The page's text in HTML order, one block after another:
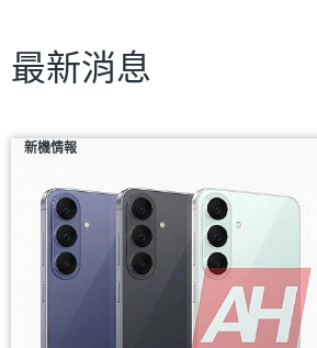
最新消息
新機情報